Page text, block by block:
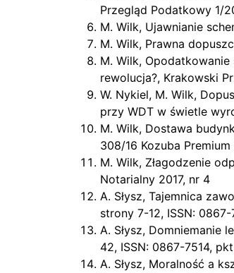
Przegląd Podatkowy 1/
M. Wilk, Ujawnianie
M. Wilk, Prawna
M. Wilk,
rewolucja?, Krakowski
W. Nykiel, M. Wilk,
przy WDT w świetle
M. Wilk, Dostawa
308/16 Kozuba
M. Wilk, Złagodzenie
Notarialny 2017, nr 4
A. Słysz, Tajemnica
strony 7-12, ISSN: 0867-
A. Słysz, Domniemanie
42, ISSN: 0867-7514,
A. Słysz, Moralność a